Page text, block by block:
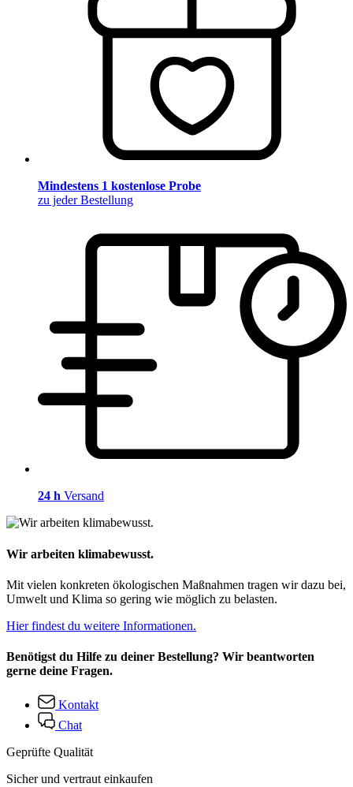
Mindestens 1 kostenlose Probe
zu jeder Bestellung
24 h Versand
Wir arbeiten klimabewusst.
Mit vielen konkreten ökologischen Maßnahmen tragen wir dazu bei,
Umwelt und Klima so gering wie möglich zu belasten.
Hier findest du weitere Informationen.
Benötigst du Hilfe zu deiner Bestellung? Wir beantworten
gerne deine Fragen.
Kontakt
Chat
Geprüfte Qualität
Sicher und vertraut einkaufen